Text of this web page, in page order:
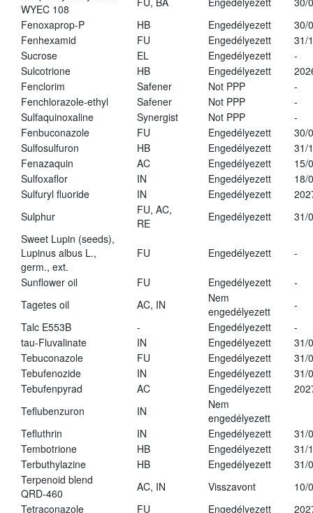
WYEC 108
Fenoxaprop-P
HB Engedélyezett
30/
Fenhexamid
FU Engedélyezett
31/
Sucrose
EL Engedélyezett
-
Sulcotrione
HB Engedélyezett
Fenclorim
Safener Not PPP
-
Fenchlorazole-ethyl
Safener Not PPP
-
Sulfaquinoxaline
Synergist Not PPP
-
Fenbuconazole
FU Engedélyezett
30/
Sulfosulfuron
HB Engedélyezett
31/
Fenazaquin
AC Engedélyezett
15/
Sulfoxaflor
IN Engedélyezett
18/
Sulfuryl fluoride
IN Engedélyezett
Sulphur
FU, AC,
RE
Engedélyezett
31/
Sweet Lupin (seeds),
Lupinus albus L.,
germ., ext.
FU Engedélyezett -
Sunflower oil FU Engedélyezett
-
Tagetes oil
AC, IN
Nem
engedélyezett
-
Talc E553B
- Engedélyezett
-
tau-Fluvalinate
IN Engedélyezett
31/
Tebuconazole
FU Engedélyezett
31/
Tebufenozide
IN Engedélyezett
31/
Tebufenpyrad
AC Engedélyezett
Teflubenzuron
IN
Nem
engedélyezett
Tefluthrin
IN Engedélyezett
31/
Tembotrione
HB Engedélyezett
31/
Terbuthylazine
HB Engedélyezett
31/
Terpenoid blend
QRD-460
AC, IN Visszavont
10/
Tetraconazole
FU Engedélyezett